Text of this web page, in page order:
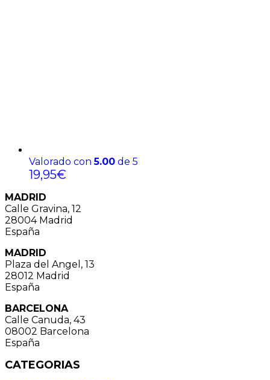
Valorado con5.00 de 5
19,95€
MADRID
Calle Gravina, 12
28004 Madrid
España
MADRID
Plaza del Angel, 13
28012 Madrid
España
BARCELONA
Calle Canuda, 43
08002 Barcelona
España
CATEGORIAS